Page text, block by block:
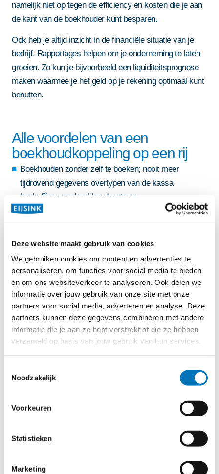
Deze website maakt gebruik van cookies
We gebruiken cookies om content en advertenties te
personaliseren, om functies voor social media te bieden
en om ons websiteverkeer te analyseren. Ook delen we
informatie over jouw gebruik van onze site met onze
partners voor social media, adverteren en analyse. Deze
partners kunnen deze gegevens combineren met andere
informatie die je aan ze hebt verstrekt of die ze hebben
verzameld op basis van jouw gebruik van hun services.
Noodzakelijk
Voorkeuren
Statistieken
Marketing
namelijk niet op tegen de efficiency en kosten die je aan
de kant van de boekhouder kunt besparen.
Ook heb je altijd inzicht in de financiële situatie van je
bedrijf. Rapportages helpen om je onderneming te laten
groeien. Zo kun je bijvoorbeeld een liquiditeitsprognose
maken waarmee je het geld op je rekening optimaal kunt
benutten.
Alle voordelen van een
boekhoudkoppeling op een rij
Boekhouden zonder zelf te boeken; nooit meer
tijdrovend gegevens overtypen van de kassa
backoffice naar boekhoudsysteem
Tijdsbesparing en minder kans op fouten
Koppeling btw-codes en grootboekrekeningen zorgt
factureren genereert door consistent
debiteurgegevens, prijzen en artikelcodes te
gebruiken
Een veilige opslag voor gegevens in een overzichtelijk
digitaal archief in de cloud
Vereenvoudigt en versterkt de samenwerking met de
boekhouder/accountant
rust en controle omdat data geïntegreerd samenkomt